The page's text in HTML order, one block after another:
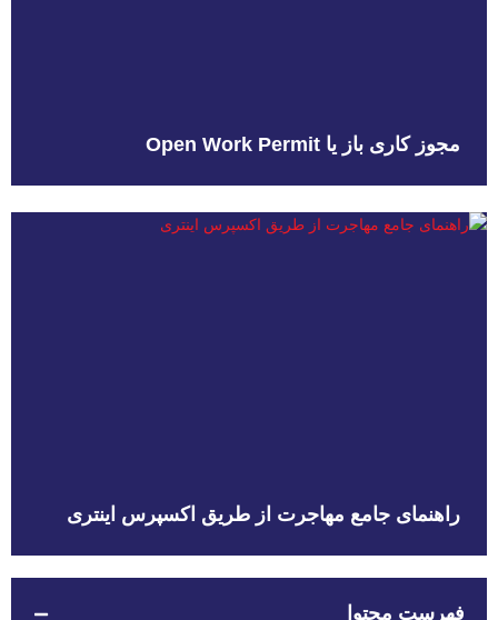
مجوز کاری باز یا Open Work Permit
راهنمای جامع مهاجرت از طریق اکسپرس اینتری
فهرست محتوا